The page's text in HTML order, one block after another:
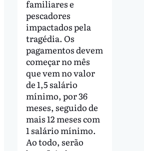
familiares e
pescadores
impactados pela
tragédia. Os
pagamentos devem
começar no mês
que vem no valor
de 1,5 salário
mínimo, por 36
meses, seguido de
mais 12 meses com
1 salário mínimo.
Ao todo, serão